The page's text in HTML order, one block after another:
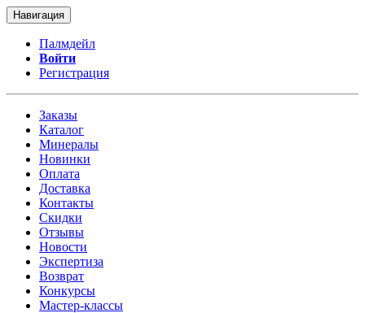
Навигация
Палмдейл
Войти
Регистрация
Заказы
Каталог
Минералы
Новинки
Оплата
Доставка
Контакты
Скидки
Отзывы
Новости
Экспертиза
Возврат
Конкурсы
Мастер-классы